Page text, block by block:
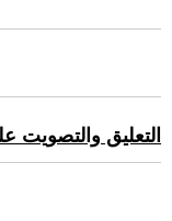
التعليق والتصويت